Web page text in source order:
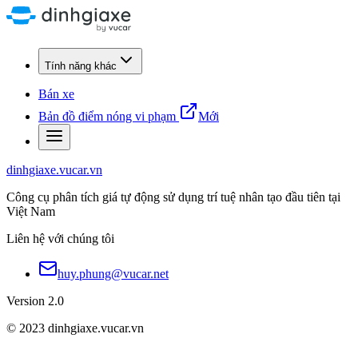
Tính năng khác
Bán xe
Bản đồ điểm nóng vi phạm
Mới
dinhgiaxe.vucar.vn
Công cụ phân tích giá tự động sử dụng trí tuệ nhân tạo đầu tiên tại
Việt Nam
Liên hệ với chúng tôi
huy.phung@vucar.net
Version 2.0
© 2023 dinhgiaxe.vucar.vn